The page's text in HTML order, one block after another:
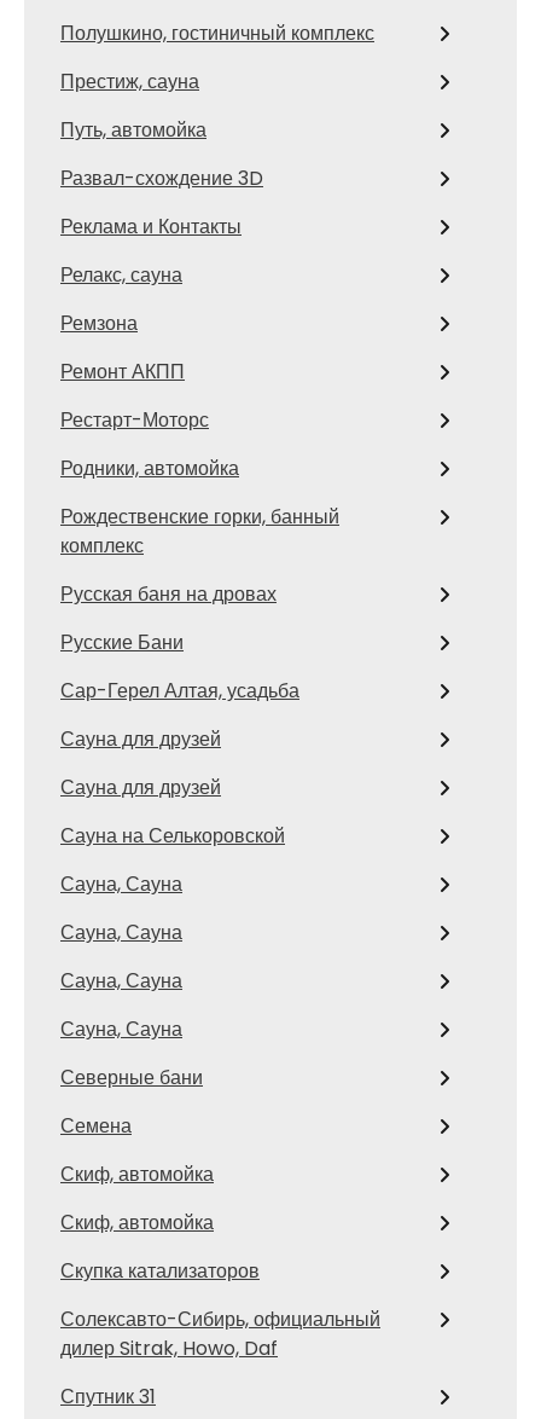
Полушкино, гостиничный комплекс
Престиж, сауна
Путь, автомойка
Развал-схождение 3D
Реклама и Контакты
Релакс, сауна
Ремзона
Ремонт АКПП
Рестарт-Моторс
Родники, автомойка
Рождественские горки, банный
комплекс
Русская баня на дровах
Русские Бани
Сар-Герел Алтая, усадьба
Сауна для друзей
Сауна для друзей
Сауна на Селькоровской
Сауна, Сауна
Сауна, Сауна
Сауна, Сауна
Сауна, Сауна
Северные бани
Семена
Скиф, автомойка
Скиф, автомойка
Скупка катализаторов
Солексавто-Сибирь, официальный
дилер Sitrak, Howo, Daf
Спутник 31